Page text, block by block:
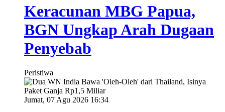
Keracunan MBG Papua,
BGN Ungkap Arah Dugaan
Penyebab
Peristiwa
Jumat, 07 Agu 2026 16:34